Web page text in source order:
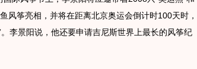
风筝亮相，并将在距离北京奥运会倒计时100天时，
。李景阳说，他还要申请吉尼斯世界上最长的风筝纪